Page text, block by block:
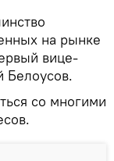
на рынке
вице-
Белоусов.
со многими